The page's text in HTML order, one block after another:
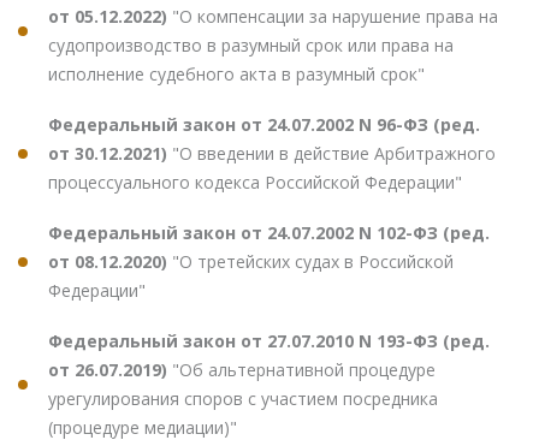
от 05.12.2022) "О компенсации за нарушение права на
судопроизводство в разумный срок или права на
исполнение судебного акта в разумный срок"
Федеральный закон от 24.07.2002 N 96-ФЗ (ред.
от 30.12.2021) "О введении в действие Арбитражного
процессуального кодекса Российской Федерации"
Федеральный закон от 24.07.2002 N 102-ФЗ (ред.
от 08.12.2020) "О третейских судах в Российской
Федерации"
Федеральный закон от 27.07.2010 N 193-ФЗ (ред.
от 26.07.2019) "Об альтернативной процедуре
урегулирования споров с участием посредника
(процедуре медиации)"